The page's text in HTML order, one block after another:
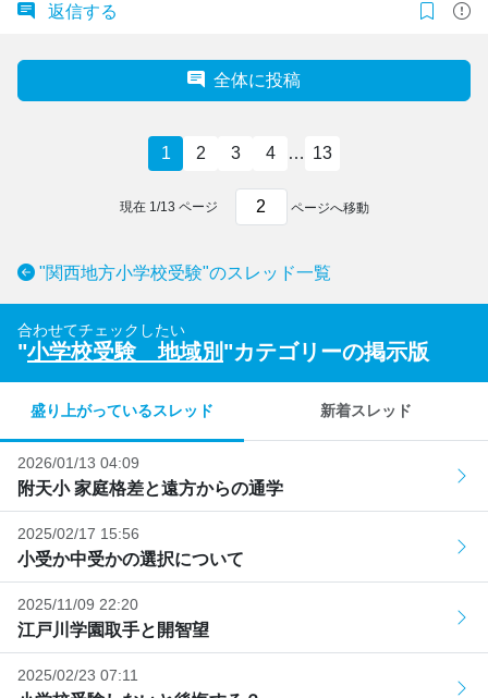
返信する
全体に投稿
1 2 3 4 … 13
現在 1 /13 ページ ページへ移動
"関西地方小学校受験"のスレッド一覧
合わせてチェックしたい
"小学校受験 地域別 "カテゴリーの掲示版
盛り上がっているスレッド 新着スレッド
2026/01/13 04:09
附天小 家庭格差と遠方からの通学
2025/02/17 15:56
小受か中受かの選択について
2025/11/09 22:20
江戸川学園取手と開智望
2025/02/23 07:11